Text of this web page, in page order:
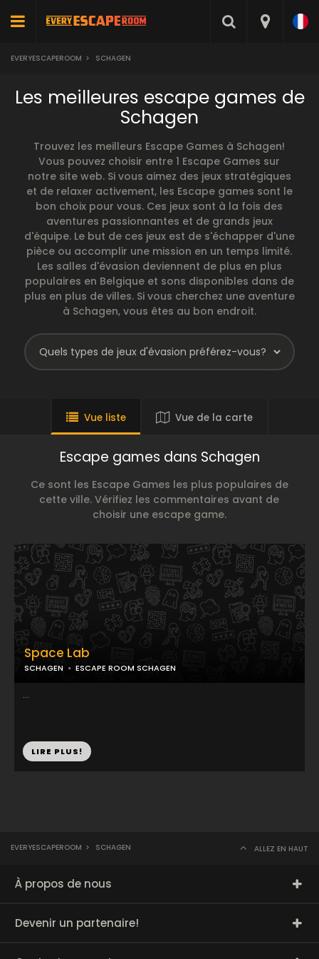
EVERYESCAPEROOM > SCHAGEN
Les meilleures escape games de
Schagen
Trouvez les meilleurs Escape Games à Schagen!
Vous pouvez choisir entre 1 Escape Games sur
notre site web. Si vous aimez des jeux stratégiques
et de relaxer activement, les Escape games sont le
bon choix pour vous. Ces jeux sont à la fois des
aventures passionnantes et de grands jeux
d'équipe. Le but de ces jeux est de s'échapper d'une
pièce ou accomplir une mission en un temps limité.
Les salles d'évasion deviennent de plus en plus
populaires en Belgique et sons disponibles dans de
plus en plus de villes. Si vous cherchez une aventure
à Schagen, vous êtes au bon endroit.
Vue liste Vue de la carte
Escape games dans Schagen
Ce sont les Escape Games les plus populaires de
cette ville. Vérifiez les commentaires avant de
choisir une escape game.
Space Lab
SCHAGEN ESCAPE ROOM SCHAGEN
...
LIRE PLUS!
EVERYESCAPEROOM > SCHAGEN ALLEZ EN HAUT
À propos de nous
Devenir un partenaire!